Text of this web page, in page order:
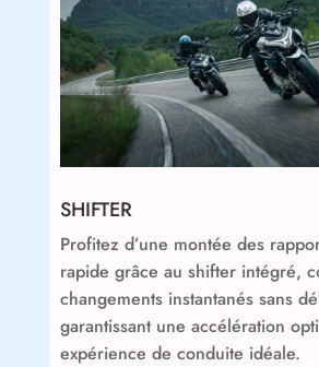
SHIFTER
Profitez d’une montée des
rapide grâce au shifter intégré,
changements instantanés sans
garantissant une accélération
expérience de conduite idéale.